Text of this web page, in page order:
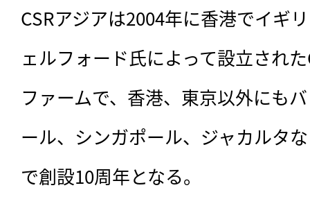
CSRアジアは2004年に香港でイギ
ェルフォード氏によって設立され
ファームで、香港、東京以外にも
ール、シンガポール、ジャカルタ
で創設10周年となる。